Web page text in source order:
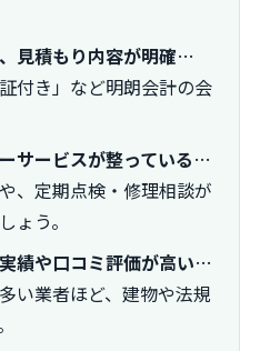
見積もり内容が明確…
付き」など明朗会計の会
サービスが整っている…
、定期点検・修理相談が
ょう。
績や口コミ評価が高い…
い業者ほど、建物や法規